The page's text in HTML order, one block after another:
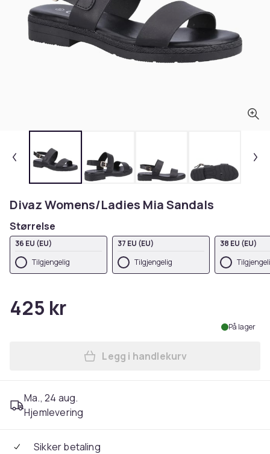
Divaz Womens/Ladies Mia Sandals
Størrelse
36 EU (EU)
Tilgjengelig
37 EU (EU)
Tilgjengelig
38 EU (EU)
425 kr
På lager
Legg Divaz Womens/
Legg i handlekurv
Ma., 24 aug.
Hjemlevering
Sikker betaling